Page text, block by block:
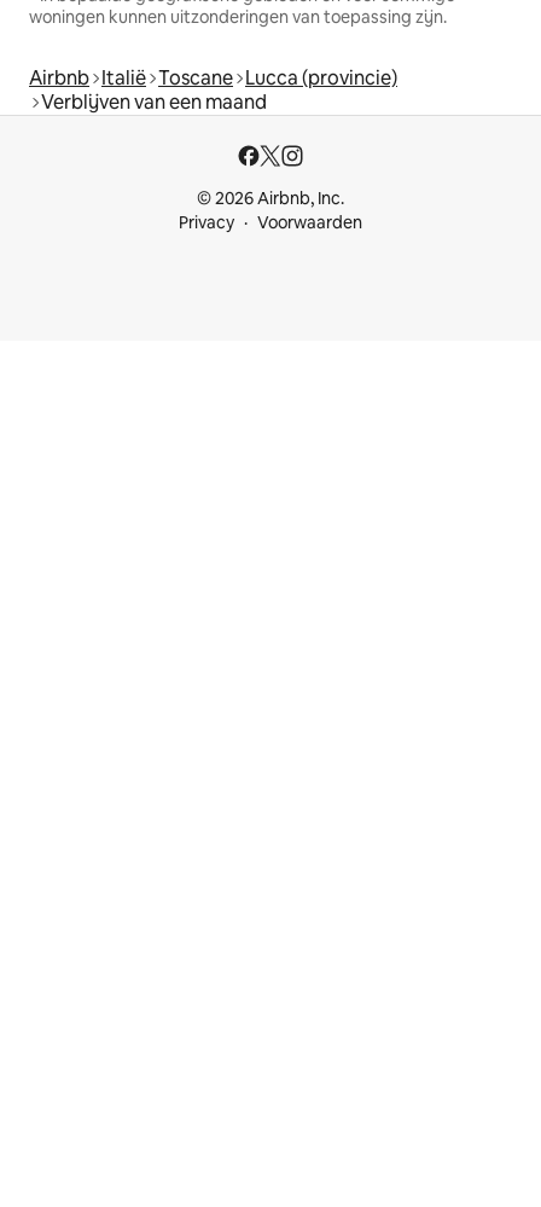
woningen kunnen uitzonderingen van toepassing zijn.
Airbnb Italië Toscane Lucca (provincie)
Verblijven van een maand
© 2026 Airbnb, Inc.
Privacy
Voorwaarden